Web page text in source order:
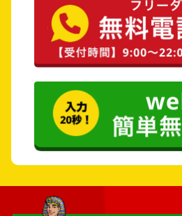
三島郡 出雲崎町
中魚沼郡 津南町
岩船郡 関川村